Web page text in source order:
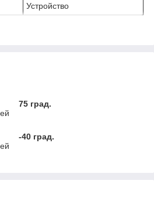
Устройство
75 град.
-40 град.